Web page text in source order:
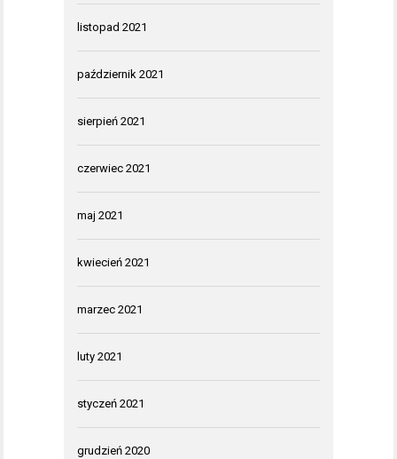
listopad 2021
październik 2021
sierpień 2021
czerwiec 2021
maj 2021
kwiecień 2021
marzec 2021
luty 2021
styczeń 2021
grudzień 2020